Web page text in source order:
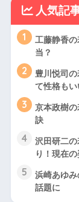
人気記
1
工藤静香
当？
2
豊川悦司
て性格もい
3
京本政樹
訣
4
沢田研二
り！現在
5
浜崎あゆ
話題に